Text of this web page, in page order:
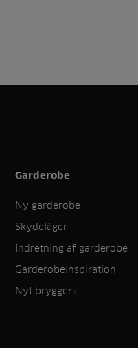
Garderobe
Ny garderobe
Skydelåger
Indretning af garderobe
Garderobeinspiration
Nyt bryggers